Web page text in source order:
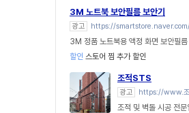
3M 노트북 보안필름 보안기
광고 https://
3M 정품 노트북용 액정 화면 보안필
할인 스토어 찜 추가 할인
조적STS
광고 https://www.
조적 및 벽돌 시공 전